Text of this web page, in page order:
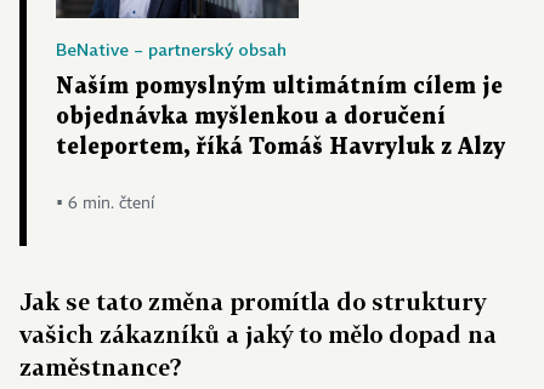
BeNative – partnerský obsah
Naším pomyslným ultimátním cílem je
objednávka myšlenkou a doručení
teleportem, říká Tomáš Havryluk z Alzy
▪ 6 min. čtení
Jak se tato změna promítla do struktury
vašich zákazníků a jaký to mělo dopad na
zaměstnance?